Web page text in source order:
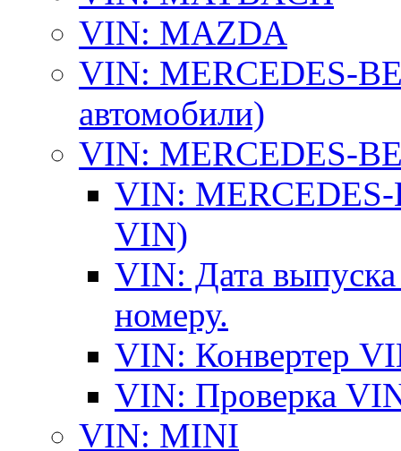
VIN: MAZDA
VIN: MERCEDES-
автомобили)
VIN: MERCEDES-
VIN: MERCEDES-
VIN)
VIN: Дата
номеру.
VIN: Конвертер
VIN: Проверка
VIN: MINI